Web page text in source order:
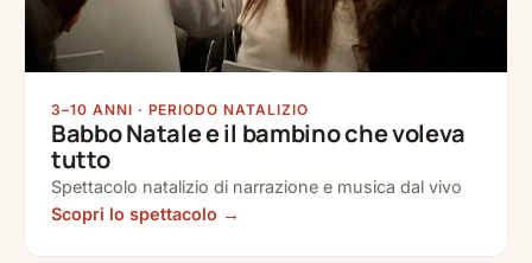
3–10 ANNI · PERIODO NATALIZIO
Babbo Natale e il bambino che voleva
tutto
Spettacolo natalizio di narrazione e musica dal vivo
Scopri lo spettacolo